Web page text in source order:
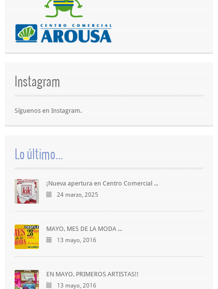
Instagram
Síguenos en Instagram.
Lo último...
¡Nueva apertura en Centro Comercial ...
24 marzo, 2025
MAYO, MES DE LA MODA ...
13 mayo, 2016
EN MAYO, PRIMEROS ARTISTAS!!
13 mayo, 2016